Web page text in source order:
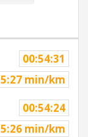
00:54:31
5:27 min/km
00:54:24
5:26 min/km